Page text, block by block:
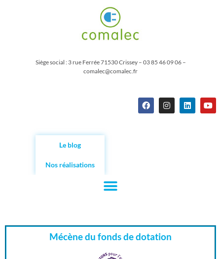
Siège social : 3 rue Ferrée 71530 Crissey – 03 85 46 09 06 –
comalec@comalec.fr
Le blog
Nos réalisations
Mécène du fonds de dotation